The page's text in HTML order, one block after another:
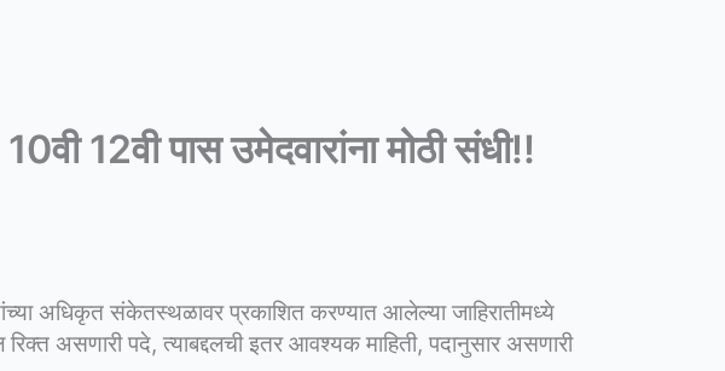
12वी पास उमेदवारांना मोठी संधी!!
अधिकृत संकेतस्थळावर प्रकाशित करण्यात आलेल्या जाहिरातीमध्ये
असणारी पदे, त्याबद्दलची इतर आवश्यक माहिती, पदानुसार असणारी